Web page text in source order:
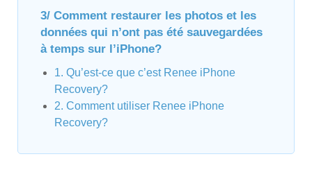
3/ Comment restaurer les photos et les
données qui n’ont pas été sauvegardées
à temps sur l’iPhone?
1. Qu’est-ce que c’est Renee iPhone
Recovery?
2. Comment utiliser Renee iPhone
Recovery?